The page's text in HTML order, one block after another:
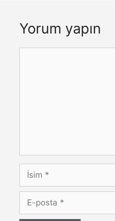
Yorum yapın
İsim
posta